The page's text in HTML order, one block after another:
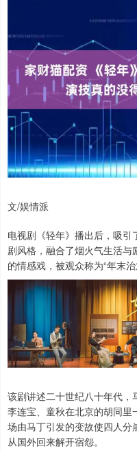
文/娱情派
电视剧《轻年》播出后，吸
剧风格，融合了烟火气生活
的情感戏，被观众称为“年末治
该剧讲述二十世纪八十年代，
李连宝、童秋在北京的胡同
场由马丁引发的变故使四人
从国外回来解开宿怨。